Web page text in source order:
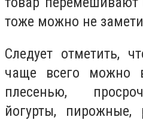
тоже можно не
Следует отметить,
чаще всего можно
плесенью,
йогурты, пирожные,